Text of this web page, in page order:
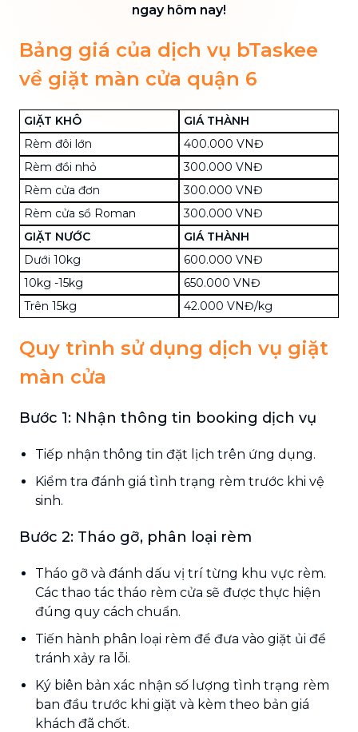
ngay hôm nay!
Bảng giá của dịch vụ bTaskee
về giặt màn cửa quận 6
GIẶT KHÔ
GIÁ THÀNH
Rèm đôi lớn
400.000 VNĐ
Rèm đồi nhỏ
300.000 VNĐ
Rèm cửa đơn
300.000 VNĐ
Rèm cửa sổ Roman
300.000 VNĐ
GIẶT NƯỚC
GIÁ THÀNH
Dưới 10kg
600.000 VNĐ
10kg -15kg
650.000 VNĐ
Trên 15kg
42.000 VNĐ/kg
Quy trình sử dụng dịch vụ giặt
màn cửa
Bước 1: Nhận thông tin booking dịch vụ
Tiếp nhận thông tin đặt lịch trên ứng dụng.
Kiểm tra đánh giá tình trạng rèm trước khi vệ
sinh.
Bước 2: Tháo gỡ, phân loại rèm
Tháo gỡ và đánh dấu vị trí từng khu vực rèm.
Các thao tác tháo rèm cửa sẽ được thực hiện
đúng quy cách chuẩn.
Tiến hành phân loại rèm để đưa vào giặt ủi để
tránh xảy ra lỗi.
Ký biên bản xác nhận số lượng tình trạng rèm
ban đầu trước khi giặt và kèm theo bản giá
khách đã chốt.